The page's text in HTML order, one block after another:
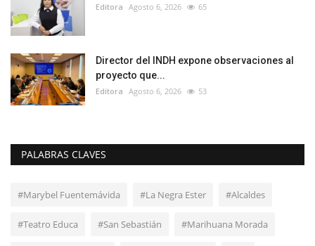
Editora Agosto 6, 2026 65
Director del INDH expone observaciones al
proyecto que...
Editora Agosto 6, 2026 53
PALABRAS CLAVES
#Marybel Fuentemávida #La Negra Ester #Alcaldes
#Teatro Educa #San Sebastián #Marihuana Morada